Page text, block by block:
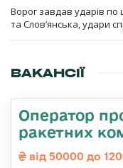
Ворог завдав ударів по
та Слов’янська, удари
ВАКАНСІЇ
Оператор
ракетних
від 50000 до